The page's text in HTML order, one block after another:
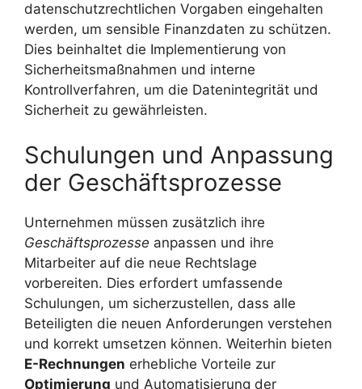
datenschutzrechtlichen Vorgaben eingehalten
werden, um sensible Finanzdaten zu schützen.
Dies beinhaltet die Implementierung von
Sicherheitsmaßnahmen und interne
Kontrollverfahren, um die Datenintegrität und
Sicherheit zu gewährleisten.
Schulungen und Anpassung
der Geschäftsprozesse
Unternehmen müssen zusätzlich ihre
Geschäftsprozesse anpassen und ihre
Mitarbeiter auf die neue Rechtslage
vorbereiten. Dies erfordert umfassende
Schulungen, um sicherzustellen, dass alle
Beteiligten die neuen Anforderungen verstehen
und korrekt umsetzen können. Weiterhin bieten
E-Rechnungen erhebliche Vorteile zur
Optimierung und Automatisierung der